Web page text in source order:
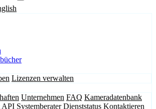
Lizenzen verwalten
Unternehmen FAQ Kameradatenbank
API Systemberater Dienststatus Kontaktieren